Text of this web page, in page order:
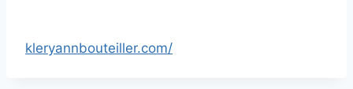
kleryannbouteiller.com/